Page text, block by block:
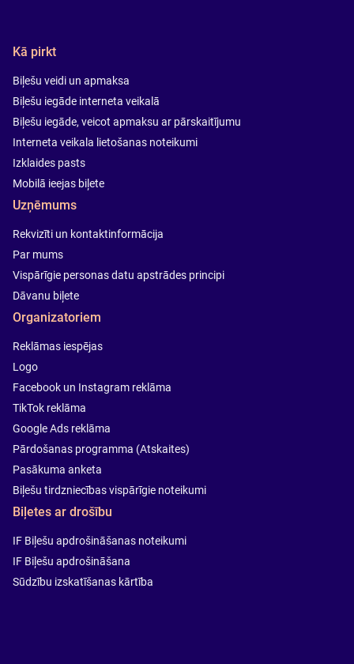
Kā pirkt
Biļešu veidi un apmaksa
Biļešu iegāde interneta veikalā
Biļešu iegāde, veicot apmaksu ar pārskaitījumu
Interneta veikala lietošanas noteikumi
Izklaides pasts
Mobilā ieejas biļete
Uzņēmums
Rekvizīti un kontaktinformācija
Par mums
Vispārīgie personas datu apstrādes principi
Dāvanu biļete
Organizatoriem
Reklāmas iespējas
Logo
Facebook un Instagram reklāma
TikTok reklāma
Google Ads reklāma
Pārdošanas programma (Atskaites)
Pasākuma anketa
Biļešu tirdzniecības vispārīgie noteikumi
Biļetes ar drošību
IF Biļešu apdrošināšanas noteikumi
IF Biļešu apdrošināšana
Sūdzību izskatīšanas kārtība